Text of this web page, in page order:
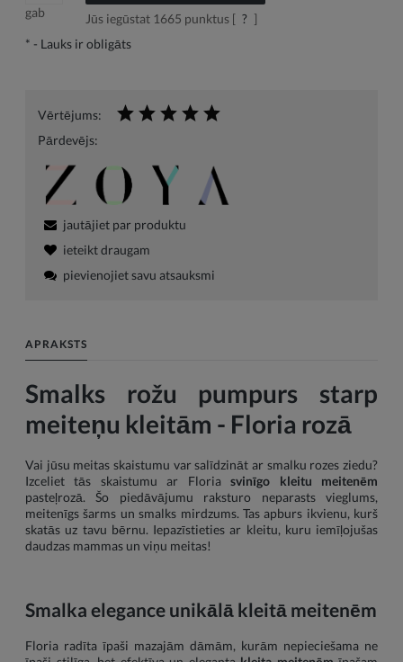
gab
Jūs iegūstat 1665 punktus [ ? ]
* - Lauks ir obligāts
Vērtējums:
Pārdevējs:
jautājiet par produktu
ieteikt draugam
pievienojiet savu atsauksmi
APRAKSTS
Smalks rožu pumpurs starp
meiteņu kleitām - Floria rozā
Vai jūsu meitas skaistumu var salīdzināt ar smalku rozes ziedu?
Izceliet tās skaistumu ar Floriasvinīgo kleitu meitenēm
pasteļrozā. Šo piedāvājumu raksturo neparasts vieglums,
meitenīgs šarms un smalks mirdzums. Tas apburs ikvienu, kurš
skatās uz tavu bērnu. Iepazīstieties ar kleitu, kuru iemīļojušas
daudzas mammas un viņu meitas!
Smalka elegance unikālā kleitā meitenēm
Floria radīta īpaši mazajām dāmām, kurām nepieciešama ne